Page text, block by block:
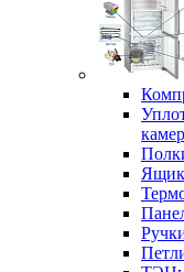
камер